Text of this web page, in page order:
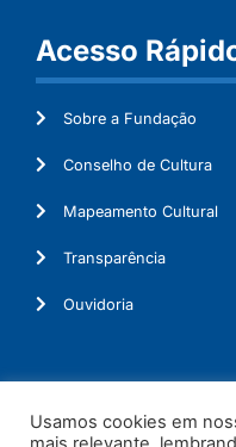
Acesso
Sobre a Fundação
Conselho de Cultura
Mapeamento Cultural
Transparência
Ouvidoria
© 2026. Todos
Usamos cookies em